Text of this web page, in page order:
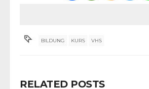
BILDUNG KURS VHS
RELATED POSTS